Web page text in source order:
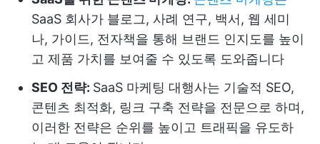
SaaS 회사가 블로그, 사례 연구, 백서, 웹 세미
나, 가이드, 전자책을 통해 브랜드 인지도를 높이
고 제품 가치를 보여줄 수 있도록 도와줍니다
SEO 전략: SaaS 마케팅 대행사는 기술적 SEO,
콘텐츠 최적화, 링크 구축 전략을 전문으로 하며,
이러한 전략은 순위를 높이고 트래픽을 유도하